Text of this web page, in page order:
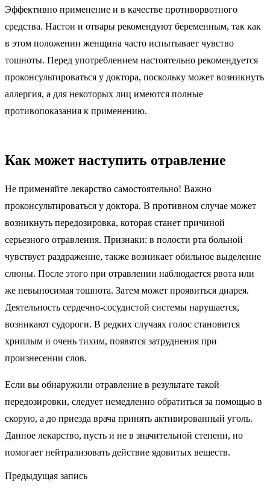
Эффективно применение и в качестве противорвотного
средства. Настои и отвары рекомендуют беременным, так как
в этом положении женщина часто испытывает чувство
тошноты. Перед употреблением настоятельно рекомендуется
проконсультироваться у доктора, поскольку может возникнуть
аллергия, а для некоторых лиц имеются полные
противопоказания к применению.
Как может наступить отравление
Не применяйте лекарство самостоятельно! Важно
проконсультироваться у доктора. В противном случае может
возникнуть передозировка, которая станет причиной
серьезного отравления. Признаки: в полости рта больной
чувствует раздражение, также возникает обильное выделение
слюны. После этого при отравлении наблюдается рвота или
же невыносимая тошнота. Затем может проявиться диарея.
Деятельность сердечно-сосудистой системы нарушается,
возникают судороги. В редких случаях голос становится
хриплым и очень тихим, появятся затруднения при
произнесении слов.
Если вы обнаружили отравление в результате такой
передозировки, следует немедленно обратиться за помощью в
скорую, а до приезда врача принять активированный уголь.
Данное лекарство, пусть и не в значительной степени, но
помогает нейтрализовать действие ядовитых веществ.
Предыдущая запись